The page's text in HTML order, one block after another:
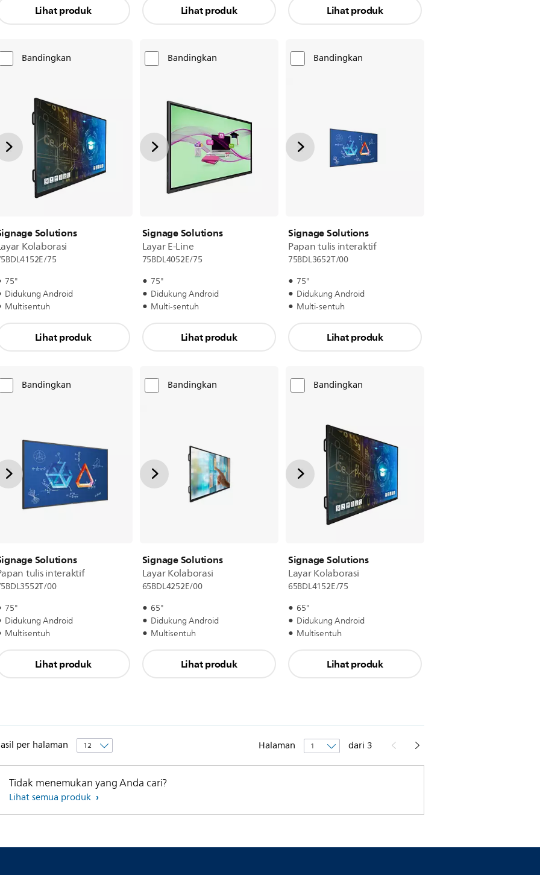
Lihat produk Lihat produk Lihat produk
Bandingkan
Solutions
Kolaborasi
75
75"
Didukung Android
Multisentuh
Lihat produk
Bandingkan
Signage Solutions
Layar E-Line
75BDL4052E/75
75"
Didukung Android
Multi-sentuh
Lihat produk
Bandingkan
Signage Solutions
Papan tulis interaktif
75BDL3652T/00
75"
Didukung Android
Multi-sentuh
Lihat produk
Bandingkan
Solutions
tulis interaktif
00
75"
Didukung Android
Multisentuh
Lihat produk
Bandingkan
Signage Solutions
Layar Kolaborasi
65BDL4252E/00
65"
Didukung Android
Multisentuh
Lihat produk
Bandingkan
Signage Solutions
Layar Kolaborasi
65BDL4152E/75
65"
Didukung Android
Multisentuh
Lihat produk
per halaman Halaman dari 3
Tidak menemukan yang Anda cari?
Lihat semua produk